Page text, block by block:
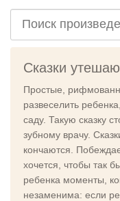
Сказки
Простые,
развеселить
саду. Такую сказку
зубному врачу.
кончаются.
хочется, чтобы так
ребенка моменты,
незаменима: если